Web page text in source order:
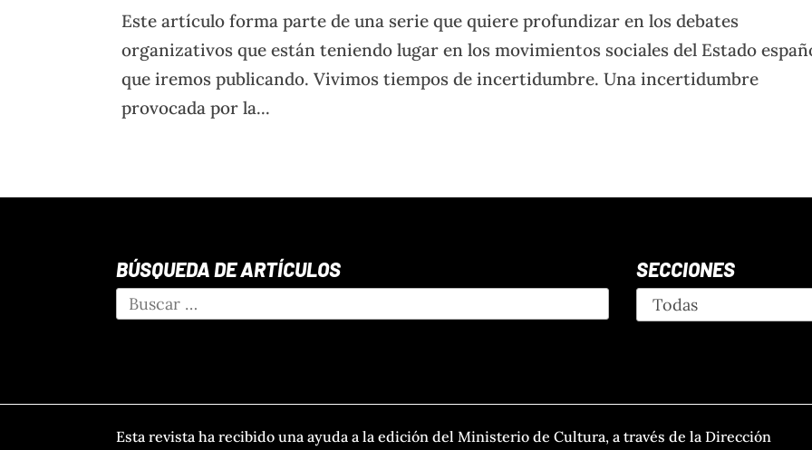
Este artículo forma parte de una serie que quiere profundizar en los debates
organizativos que están teniendo lugar en los movimientos sociales del Estado
que iremos publicando. Vivimos tiempos de incertidumbre. Una incertidumbre
provocada por la...
BÚSQUEDA DE ARTÍCULOS SECCIONES
Esta revista ha recibido una ayuda a la edición del Ministerio de Cultura, a través de la Dirección